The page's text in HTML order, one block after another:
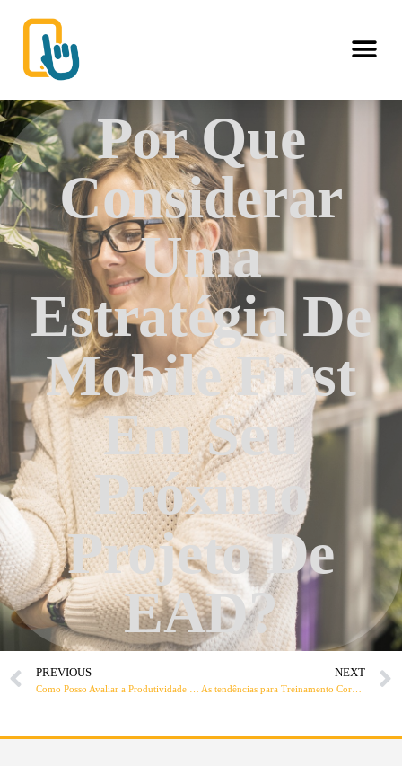
Por Que
Considerar
Uma
Estratégia De
Mobile First
Em Seu
Próximo
Projeto De
EAD?
PREVIOUS NEXT
As tendências para Treinamento Corporativo